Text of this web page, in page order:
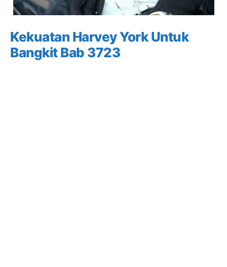
Kekuatan Harvey York Untuk
Bangkit Bab 3723